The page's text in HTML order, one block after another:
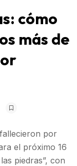
cómo
más de
por
el próximo 16
piedras”, con